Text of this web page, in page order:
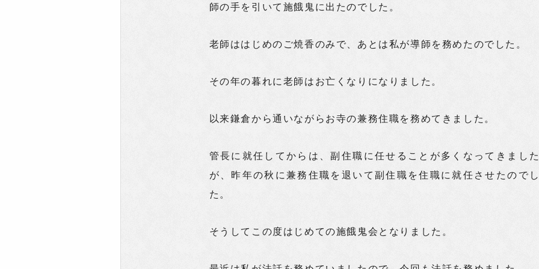
師の手を引いて施餓鬼に出たのでした。
老師ははじめのご焼香のみで、あとは私が導師を務めたのでした。
その年の暮れに老師はお亡くなりになりました。
以来鎌倉から通いながらお寺の兼務住職を務めてきました。
管長に就任してからは、副住職に任せることが多くなってきまし
が、昨年の秋に兼務住職を退いて副住職を住職に就任させたので
た。
そうしてこの度はじめての施餓鬼会となりました。